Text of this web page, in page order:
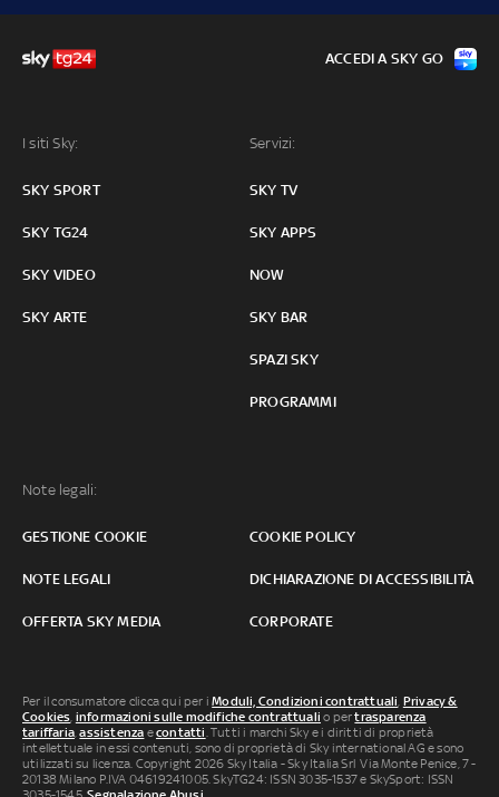
I siti Sky:
SKY SPORT
SKY TG24
SKY VIDEO
SKY ARTE
Servizi:
SKY TV
SKY APPS
NOW
SKY BAR
SPAZI SKY
PROGRAMMI
Note legali:
GESTIONE COOKIE COOKIE POLICY
NOTE LEGALI DICHIARAZIONE DI ACCESSIBILITÀ
OFFERTA SKY MEDIA CORPORATE
ACCEDI A SKY GO
Per il consumatore clicca qui per iModuli, Condizioni contrattuali, Privacy &
Cookies, informazioni sulle modifiche contrattuali o pertrasparenza
tariffaria,assistenza econtatti. Tutti i marchi Sky e i diritti di proprietà
intellettuale in essi contenuti, sono di proprietà di Sky international AG e sono
utilizzati su licenza. Copyright 2026 Sky Italia - Sky Italia Srl Via Monte Penice, 7 -
20138 Milano P.IVA 04619241005. SkyTG24: ISSN 3035-1537 e SkySport: ISSN